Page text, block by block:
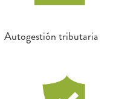
Autogestión tributaria